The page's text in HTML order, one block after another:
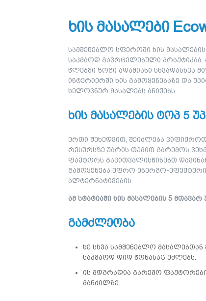
ხის მასალები
სამშენებლო სფეროში ხის
საკმაოდ გავრცელებული პრაქტიკაა.
წლებში ზოგი ადამიანი სხვადასხვა
ინტერიერში ხის გამოყენებაზე და
ხელოვნურ მასალებს ანიჭებს.
ხის მასალების ტოპ 5
ერთი შეხედვით, შეიძლება
რესურსზე უარის თქმით გარემოს
ფაქტორს გავითვალისწინებთ
გამოყენება უფრო ენერგო-
ალტერნატივების.
ამ სტატიაში ხის მასალების 5
გამძლეობა
ხე სხვა სამშენებლო
საკმაოდ დიდ წონასაც უძლებს.
ის მდგრადია გარემო
მანძილზე.